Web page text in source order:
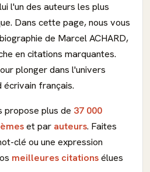
l'un des auteurs les plus
Dans cette page, nous vous
de Marcel ACHARD,
en citations marquantes.
plonger dans l'univers
écrivain français.
propose plus de 37 000
et par auteurs. Faites
clé ou une expression
meilleures citationsélues